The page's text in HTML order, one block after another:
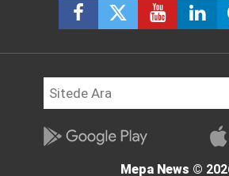
Mepa News ©